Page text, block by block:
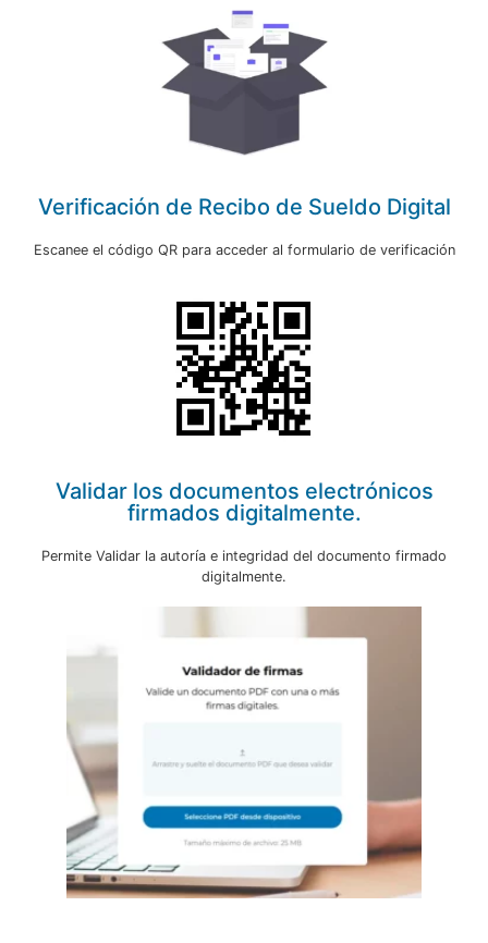
Verificación de Recibo de Sueldo Digital
Escanee el código QR para acceder al formulario de verificación
Validar los documentos electrónicos
firmados digitalmente.
Permite Validar la autoría e integridad del documento firmado
digitalmente.